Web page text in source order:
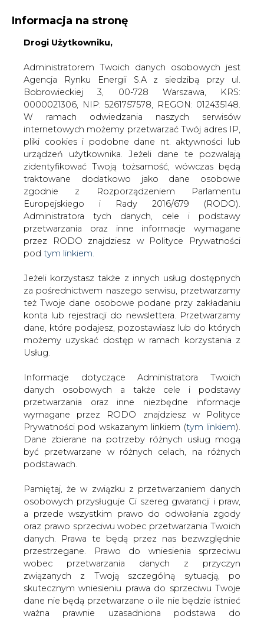
KONTAKT:
WYDAWCA PORTALU:
WYSOKI KONTRAST WIELKOŚĆ TEKSTU A A
ZALOGUJ SIĘ
WŁĄCZ CIRE.TV
Informacja na stronę
Drogi Użytkowniku,
Administratorem Twoich danych osobowych jest
Agencja Rynku Energii S.A z siedzibą przy ul.
Bobrowieckiej 3, 00-728 Warszawa, KRS:
0000021306, NIP: 5261757578, REGON: 012435148.
W ramach odwiedzania naszych serwisów
internetowych możemy przetwarzać Twój adres IP,
pliki cookies i podobne dane nt. aktywności lub
urządzeń użytkownika. Jeżeli dane te pozwalają
zidentyfikować Twoją tożsamość, wówczas będą
traktowane dodatkowo jako dane osobowe
zgodnie z Rozporządzeniem Parlamentu
Europejskiego i Rady 2016/679 (RODO).
Administratora tych danych, cele i podstawy
przetwarzania oraz inne informacje wymagane
przez RODO znajdziesz w Polityce Prywatności
pod tym linkiem.
Jeżeli korzystasz także z innych usług dostępnych
za pośrednictwem naszego serwisu, przetwarzamy
też Twoje dane osobowe podane przy zakładaniu
konta lub rejestracji do newslettera. Przetwarzamy
dane, które podajesz, pozostawiasz lub do których
możemy uzyskać dostęp w ramach korzystania z
Usług.
Informacje dotyczące Administratora Twoich
danych osobowych a także cele i podstawy
przetwarzania oraz inne niezbędne informacje
wymagane przez RODO znajdziesz w Polityce
Prywatności pod wskazanym linkiem (tym linkiem).
Dane zbierane na potrzeby różnych usług mogą
być przetwarzane w różnych celach, na różnych
podstawach.
Pamiętaj, że w związku z przetwarzaniem danych
osobowych przysługuje Ci szereg gwarancji i praw,
a przede wszystkim prawo do odwołania zgody
oraz prawo sprzeciwu wobec przetwarzania Twoich
danych. Prawa te będą przez nas bezwzględnie
przestrzegane. Prawo do wniesienia sprzeciwu
wobec przetwarzania danych z przyczyn
związanych z Twoją szczególną sytuacją, po
skutecznym wniesieniu prawa do sprzeciwu Twoje
dane nie będą przetwarzane o ile nie będzie istnieć
ważna prawnie uzasadniona podstawa do
Strona główna TRANSPORT
GDDKiA uruchomiła
drugi MOP na S8
Redakcja
drukuj
skomentuj
udostępnij
GDDKiA uruchomiła drugi MOP na